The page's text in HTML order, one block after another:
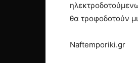
θα τροφοδοτούν
Naftemporiki.gr